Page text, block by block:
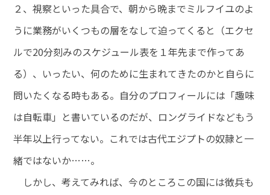
２、視察といった具合で、朝から晩までミルフイユのよ
うに業務がいくつもの層をなして迫ってくると（エクセ
ルで20分刻みのスケジュール表を１年先まで作ってあ
る）、いったい、何のために生まれてきたのかと自らに
問いたくなる時もある。自分のプロフィールには「趣味
は自転車」と書いているのだが、ロングライドなどもう
半年以上行ってない。これでは古代エジプトの奴隷と一
緒ではないか……。
しかし、考えてみれば、今のところこの国には徴兵も